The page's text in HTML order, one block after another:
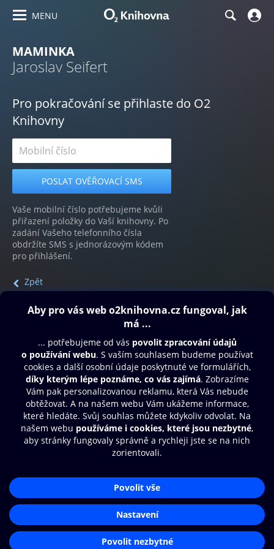
MENU
MAMINKA
Jaroslav Seifert
Pro pokračování se přihlaste do O2
Knihovny
Vaše mobilní číslo potřebujeme kvůli
přiřazení položky do Vaší knihovny. Po
zadání Vašeho telefonního čísla
obdržíte SMS s jednorázovým kódem
pro přihlášení.
Zpět
Obsah ke stažení
Moje O2 Knihovna
Další zábava
© O2 Czech Republic a.s.
Přístupnost
Zásady zpracování osobních údajů
Nastavení cookies
Aplikace O2 Knihovna
Čti a poslouchej své e-knihy a
audioknihy rychleji a pohodlněji.